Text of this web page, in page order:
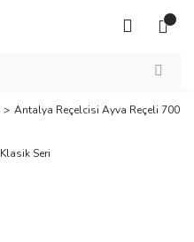
Antalya Reçelcisi Ayva Reçeli 700g